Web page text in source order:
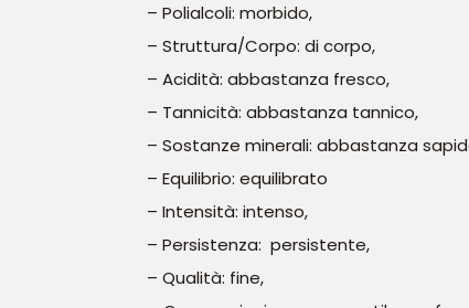
– Polialcoli: morbido,
– Struttura/Corpo: di corpo,
– Acidità: abbastanza fresco,
– Tannicità: abbastanza tannico,
– Sostanze minerali: abbastanza
– Equilibrio: equilibrato
– Intensità: intenso,
– Persistenza: persistente,
– Qualità: fine,